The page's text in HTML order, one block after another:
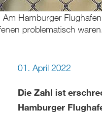
Hamburger
problematisch
01. April 2022
Die Zahl ist
Hamburger